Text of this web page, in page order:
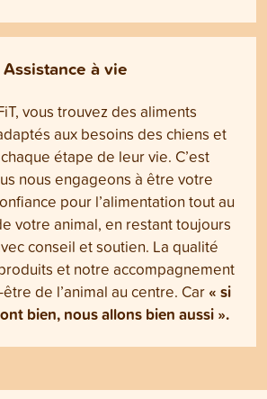
Assistance à vie
vous trouvez des aliments
aux besoins des chiens et
étape de leur vie. C’est
nous engageons à être votre
pour l’alimentation tout au
votre animal, en restant toujours
conseil et soutien. La qualité
et notre accompagnement
de l’animal au centre. Car « si
bien, nous allons bien aussi ».